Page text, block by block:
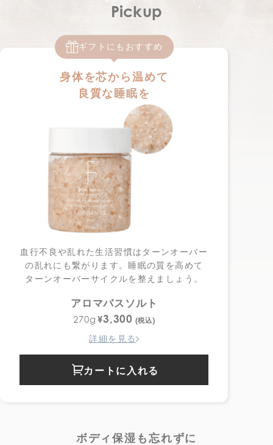
Pickup
ギフトにもおすすめ
身体を芯から温めて
良質な睡眠を
血行不良や乱れた生活習慣はターンオーバー
の乱れにも繋がります。睡眠の質を高めて
ターンオーバーサイクルを整えましょう。
アロマバスソルト
270g ¥3,300 (税込)
詳細を見る
カートに入れる
ボディ保湿も忘れずに